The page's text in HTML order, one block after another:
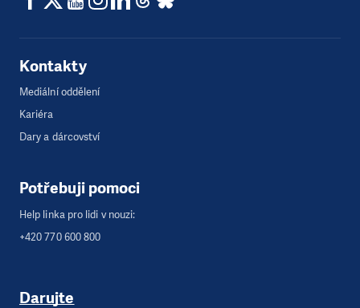
Kontakty
Mediální oddělení
Kariéra
Dary a dárcovství
Potřebuji pomoci
Help linka pro lidi v nouzi:
+420 770 600 800
Darujte